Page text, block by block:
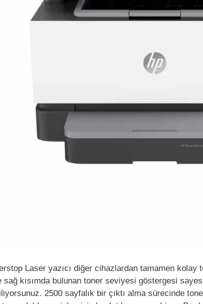
Laser yazıcı diğer cihazlardan tamamen kolay
sağ kısımda bulunan toner seviyesi göstergesi
2500 sayfalık bir çıktı alma sürecinde